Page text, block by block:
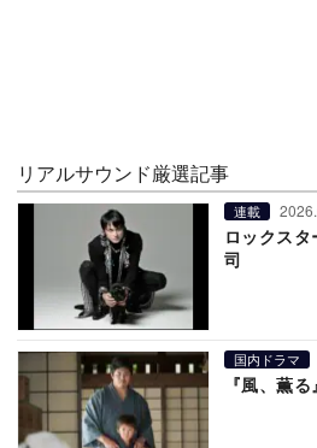
リアルサウンド厳選記事
連載
ロックス
司
国内ドラマ
『風、薫